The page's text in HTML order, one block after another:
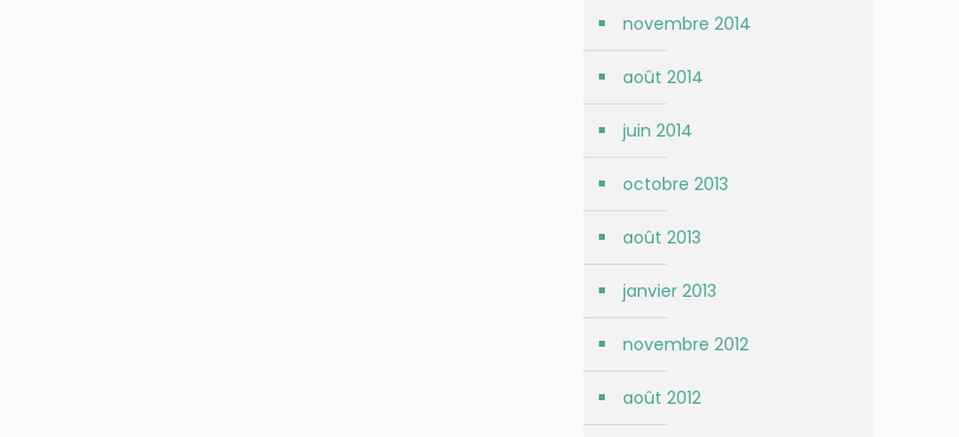
novembre 2014
août 2014
juin 2014
octobre 2013
août 2013
janvier 2013
novembre 2012
août 2012